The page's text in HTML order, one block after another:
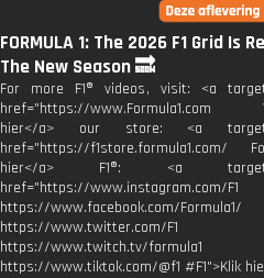
FORMULA 1: The 2026 F1 Grid Is
The New Season 🔜
For more F1® videos, visit: <a
href="https://www.Formula1.com
hier</a> our store: <a
href="https://f1store.formula1.com/
hier</a> F1®: <a
href="https://www.instagram.com/F1
https://www.facebook.com/Formula1/
https://www.twitter.com/F1
https://www.twitch.tv/formula1
https://www.tiktok.com/@f1 #F1">Klik